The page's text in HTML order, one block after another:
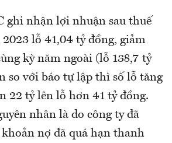
ghi nhận lợi nhuận sau thuế
lỗ 41,04 tỷ đồng, giảm
kỳ năm ngoài (lỗ 138,7 tỷ
so với báo tự lập thì số lỗ tăng
22 tỷ lên lỗ hơn 41 tỷ đồng.
nhân là do công ty đã
nợ đã quá hạn thanh